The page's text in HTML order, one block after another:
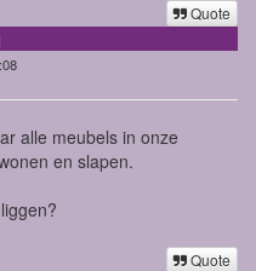
Quote
alle meubels in onze
en slapen.
Quote